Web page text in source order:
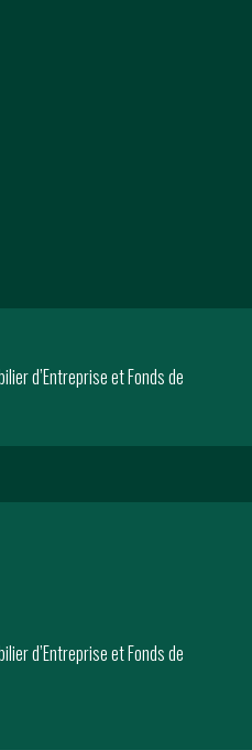
d’Entreprise et Fonds de
d’Entreprise et Fonds de